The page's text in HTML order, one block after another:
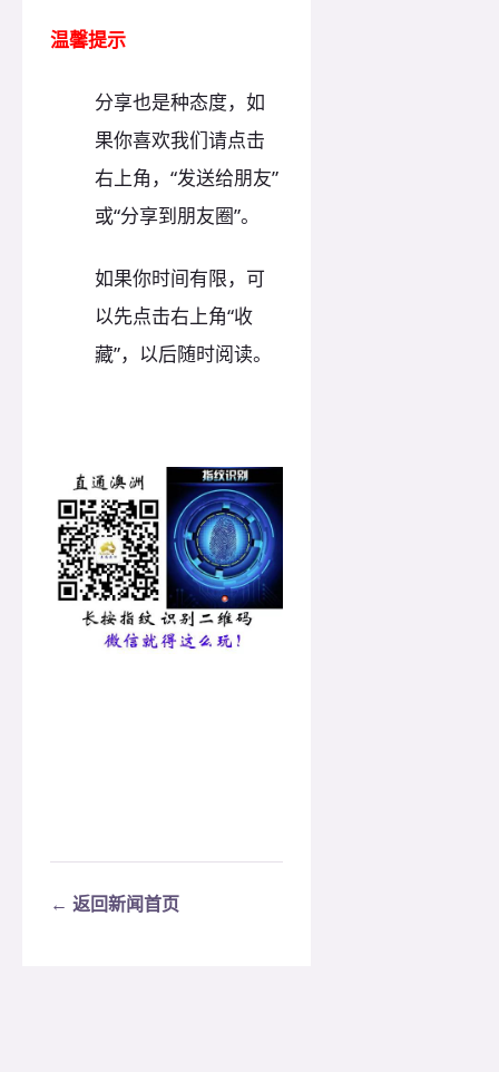
温馨提示
分享也是种态度，如
果你喜欢我们请点击
右上角，“发送给朋友”
或“分享到朋友圈”。
如果你时间有限，可
以先点击右上角“收
藏”，以后随时阅读。
← 返回新闻首页